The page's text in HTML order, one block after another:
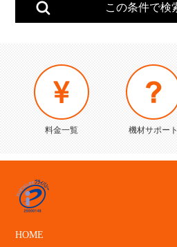
料金一覧 機材サポート
HOME